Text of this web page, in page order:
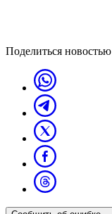
Поделиться новостью